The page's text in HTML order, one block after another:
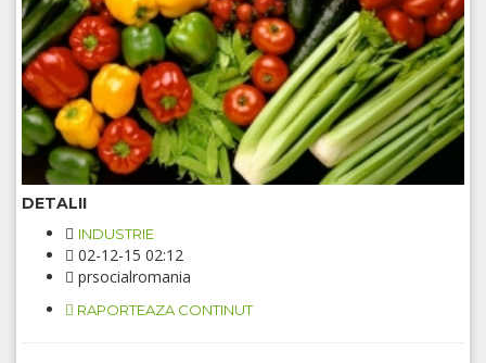
DETALII
INDUSTRIE
02-12-15 02:12
prsocialromania
RAPORTEAZA CONTINUT